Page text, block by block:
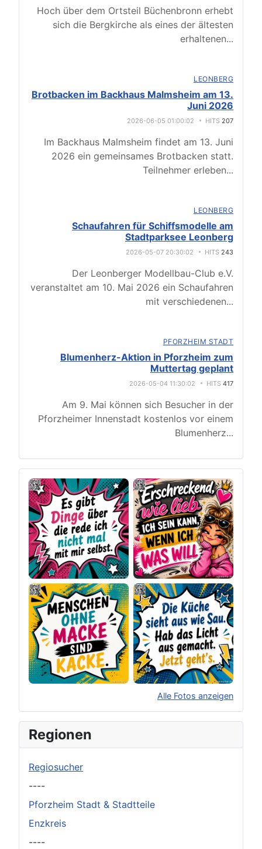
Hoch über dem Ortsteil Büchenbronn erhebt
sich die Bergkirche als eines der ältesten
erhaltenen...
LEONBERG
Brotbacken im Backhaus Malmsheim am 13.
Juni 2026
2026-06-05 01:00:02 HITS 207
Im Backhaus Malmsheim findet am 13. Juni
2026 ein gemeinsames Brotbacken statt.
Teilnehmer erleben...
LEONBERG
Schaufahren für Schiffsmodelle am
Stadtparksee Leonberg
2026-05-07 20:30:02 HITS 243
Der Leonberger Modellbau-Club e.V.
veranstaltet am 10. Mai 2026 ein Schaufahren
mit verschiedenen...
PFORZHEIM STADT
Blumenherz-Aktion in Pforzheim zum
Muttertag geplant
2026-05-04 11:30:02 HITS 417
Am 9. Mai können sich Besucher in der
Pforzheimer Innenstadt kostenlos vor einem
Blumenherz...
Alle Fotos anzeigen
Original herunterladen
Regionen
Regiosucher
----
Pforzheim Stadt & Stadtteile
Enzkreis
----